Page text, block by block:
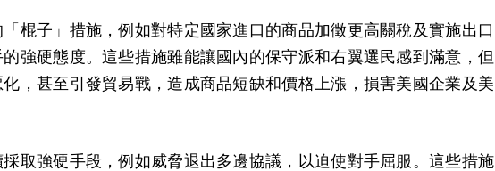
棍子」措施，例如對特定國家進口的商品加徵更高關稅及實施出口
強硬態度。這些措施雖能讓國內的保守派和右翼選民感到滿意，但
，甚至引發貿易戰，造成商品短缺和價格上漲，損害美國企業及美
取強硬手段，例如威脅退出多邊協議，以迫使對手屈服。這些措施